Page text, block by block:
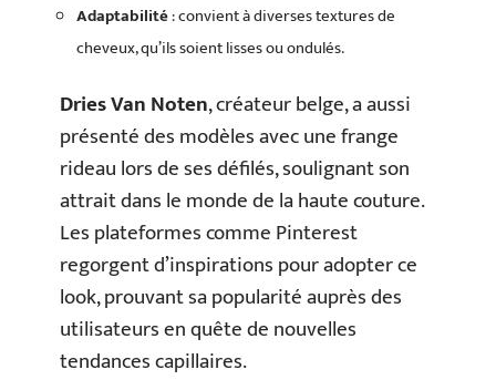
Adaptabilité: convient à diverses textures de
cheveux, qu’ils soient lisses ou ondulés.
Dries Van Noten, créateur belge, a aussi
présenté des modèles avec une frange
rideau lors de ses défilés, soulignant son
attrait dans le monde de la haute couture.
Les plateformes comme Pinterest
regorgent d’inspirations pour adopter ce
look, prouvant sa popularité auprès des
utilisateurs en quête de nouvelles
tendances capillaires.